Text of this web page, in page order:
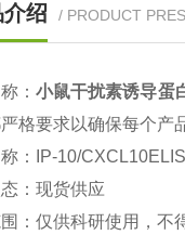
绍 / PRODUCT
：小鼠干扰素诱导蛋
格要求以确保每个产
：
IP-10/
：现货供应
：仅供科研使用，不